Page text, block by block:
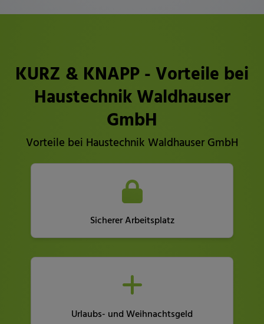
KURZ & KNAPP - Vorteile bei
Haustechnik Waldhauser
GmbH
Vorteile bei Haustechnik Waldhauser GmbH
Sicherer Arbeitsplatz
Urlaubs- und Weihnachtsgeld